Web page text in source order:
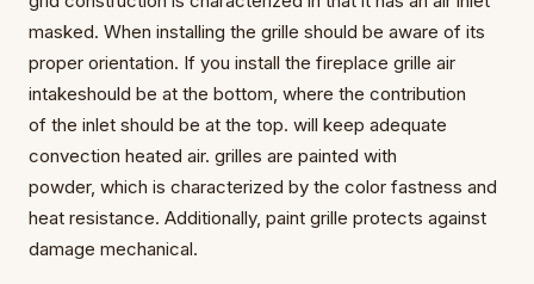
masked. When installing the grille should be aware of its
proper orientation. If you install the fireplace grille air
intakeshould be at the bottom, where the contribution
of the inlet should be at the top. will keep adequate
convection heated air. grilles are painted with
powder, which is characterized by the color fastness and
heat resistance. Additionally, paint grille protects against
damage mechanical.